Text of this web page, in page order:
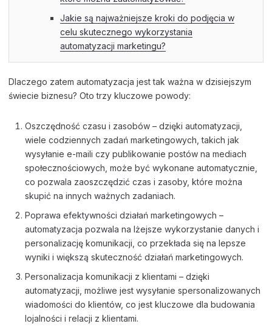
Jakie są najważniejsze kroki do podjęcia w
celu skutecznego wykorzystania
automatyzacji marketingu?
Dlaczego zatem automatyzacja jest tak ważna w dzisiejszym
świecie biznesu? Oto trzy kluczowe powody:
Oszczędność czasu i zasobów – dzięki automatyzacji,
wiele codziennych zadań marketingowych, takich jak
wysyłanie e-maili czy publikowanie postów na mediach
społecznościowych, może być wykonane automatycznie,
co pozwala zaoszczędzić czas i zasoby, które można
skupić na innych ważnych zadaniach.
Poprawa efektywności działań marketingowych –
automatyzacja pozwala na lżejsze wykorzystanie danych i
personalizację komunikacji, co przekłada się na lepsze
wyniki i większą skuteczność działań marketingowych.
Personalizacja komunikacji z klientami – dzięki
automatyzacji, możliwe jest wysyłanie spersonalizowanych
wiadomości do klientów, co jest kluczowe dla budowania
lojalności i relacji z klientami.